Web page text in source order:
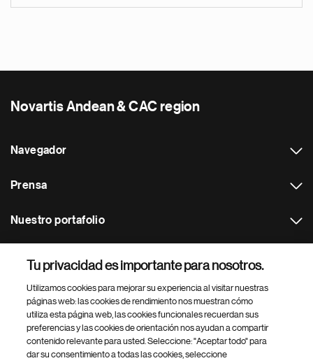
Novartis Andean & CAC region
Navegador
Prensa
Nuestro portafolio
Footer Site Search
Tu privacidad es importante para nosotros.
Utilizamos cookies para mejorar su experiencia al visitar nuestras
páginas web: las cookies de rendimiento nos muestran cómo
utiliza esta página web, las cookies funcionales recuerdan sus
preferencias y las cookies de orientación nos ayudan a compartir
contenido relevante para usted. Seleccione: "Aceptar todo" para
dar su consentimiento a todas las cookies, seleccione